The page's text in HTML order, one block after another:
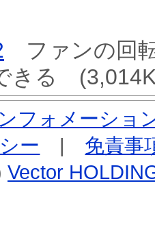
ファンの回
きる
フォメーショ
ー | 免責事
Vector